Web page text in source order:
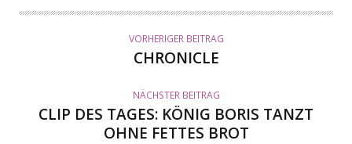
VORHERIGER BEITRAG
CHRONICLE
NÄCHSTER BEITRAG
CLIP DES TAGES: KÖNIG BORIS TANZT
OHNE FETTES BROT